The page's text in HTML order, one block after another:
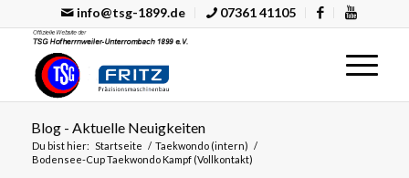
info@tsg-1899.de 07361 41105
Blog - Aktuelle Neuigkeiten
Du bist hier: Startseite / Taekwondo (intern) /
Bodensee-Cup Taekwondo Kampf (Vollkontakt)